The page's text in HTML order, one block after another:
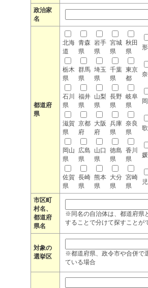
政治家
名
都道府
県
北海
道
青森
県
岩手
県
宮城
県
秋田
県
栃木
県
群馬
県
埼玉
県
千葉
県
東京
都
石川
県
福井
県
山梨
県
長野
県
岐阜
県
滋賀
県
京都
府
大阪
府
兵庫
県
奈良
県
岡山
県
広島
県
山口
県
徳島
県
香川
県
佐賀
県
長崎
県
熊本
県
大分
県
宮崎
県
市区町
村名、
都道府
県名
※同名の自治体は、都道府県
することで分けて探すことが
対象の
選挙区
※都道府県、政令市や合併で
ている場合